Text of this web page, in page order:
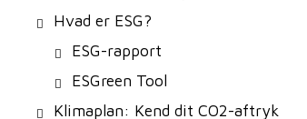
Hvad er ESG?
ESG-rapport
ESGreen Tool
Klimaplan: Kend dit CO2-aftryk